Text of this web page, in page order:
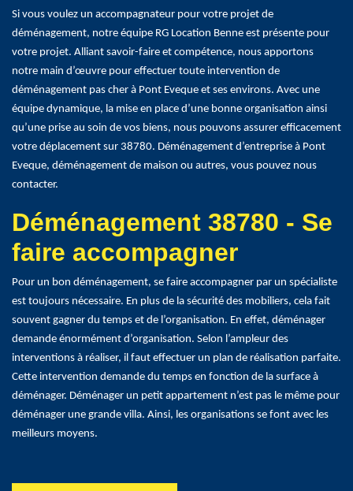
Si vous voulez un accompagnateur pour votre projet de
déménagement, notre équipe RG Location Benne est présente pour
votre projet. Alliant savoir-faire et compétence, nous apportons
notre main d’œuvre pour effectuer toute intervention de
déménagement pas cher à Pont Eveque et ses environs. Avec une
équipe dynamique, la mise en place d’une bonne organisation ainsi
qu’une prise au soin de vos biens, nous pouvons assurer efficacement
votre déplacement sur 38780. Déménagement d’entreprise à Pont
Eveque, déménagement de maison ou autres, vous pouvez nous
contacter.
Déménagement 38780 - Se
faire accompagner
Pour un bon déménagement, se faire accompagner par un spécialiste
est toujours nécessaire. En plus de la sécurité des mobiliers, cela fait
souvent gagner du temps et de l’organisation. En effet, déménager
demande énormément d’organisation. Selon l’ampleur des
interventions à réaliser, il faut effectuer un plan de réalisation parfaite.
Cette intervention demande du temps en fonction de la surface à
déménager. Déménager un petit appartement n’est pas le même pour
déménager une grande villa. Ainsi, les organisations se font avec les
meilleurs moyens.